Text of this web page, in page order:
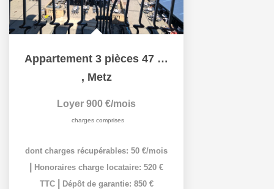
Appartement 3 pièces 47 m² (56 m² au sol) à louer à METZ...
, Metz
Loyer 900 €/mois
charges comprises
dont charges récupérables: 50 €/mois
Honoraires charge locataire: 520 €
TTC
Dépôt de garantie: 850 €